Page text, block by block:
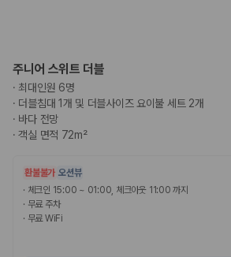
주니어 스위트 더블
· 최대인원 6명
· 더블침대 1개 및 더블사이즈 요이불 세트 2개
· 바다 전망
·객실 면적 72m²
환불불가 오션뷰
· 체크인 15:00 ~ 01:00, 체크아웃 11:00 까지
· 무료 주차
· 무료 WiFi